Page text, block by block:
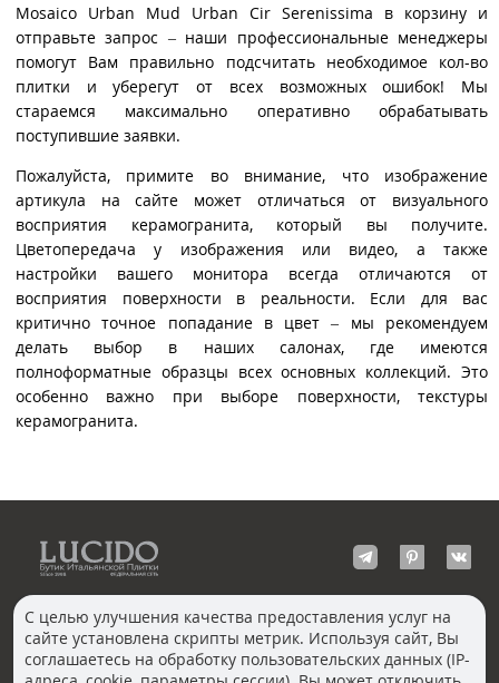
Mosaico Urban Mud Urban Cir Serenissima в корзину и
отправьте запрос – наши профессиональные менеджеры
помогут Вам правильно подсчитать необходимое кол-во
плитки и уберегут от всех возможных ошибок! Мы
стараемся максимально оперативно обрабатывать
поступившие заявки.
Пожалуйста, примите во внимание, что изображение
артикула на сайте может отличаться от визуального
восприятия керамогранита, который вы получите.
Цветопередача у изображения или видео, а также
настройки вашего монитора всегда отличаются от
восприятия поверхности в реальности. Если для вас
критично точное попадание в цвет – мы рекомендуем
делать выбор в наших салонах, где имеются
полноформатные образцы всех основных коллекций. Это
особенно важно при выборе поверхности, текстуры
керамогранита.
КОНТАКТЫ
Волгоград
С целью улучшения качества предоставления услуг на
сайте установлена скрипты метрик. Используя сайт, Вы
соглашаетесь на обработку пользовательских данных (IP-